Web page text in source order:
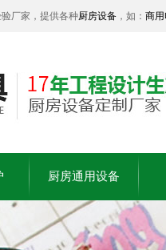
厂家，提供各种厨房设备 ，如： 商
厨房通用设备